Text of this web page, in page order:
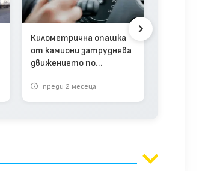
Километрична опашка
от камиони затруднява
движението по
(видео)
преди 2 месеца